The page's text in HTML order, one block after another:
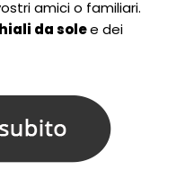
amici o familiari.
da solee dei